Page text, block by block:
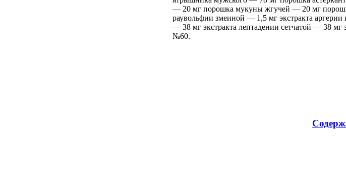
— 20 мг порошка мукуны жгучей — 20 мг
раувольфии змеиной — 1,5 мг экстракта
— 38 мг экстракта лептадении сетчатой — 38
№60.